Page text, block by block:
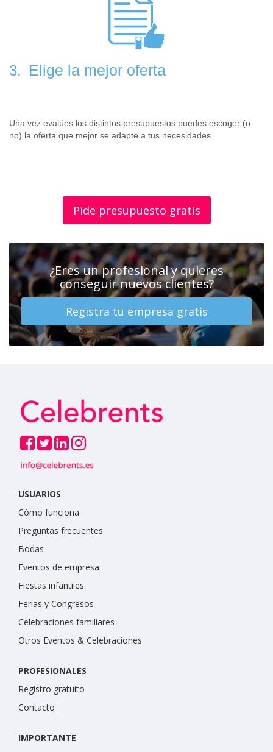
3. Elige la mejor oferta
Una vez evalúes los distintos presupuestos puedes escoger (o
no) la oferta que mejor se adapte a tus necesidades.
Pide presupuesto gratis
¿Eres un profesional y quieres
conseguir nuevos clientes?
Registra tu empresa gratis
USUARIOS
Cómo funciona
Preguntas frecuentes
Bodas
Eventos de empresa
Fiestas infantiles
Ferias y Congresos
Celebraciones familiares
Otros Eventos & Celebraciones
PROFESIONALES
Registro gratuito
Contacto
IMPORTANTE